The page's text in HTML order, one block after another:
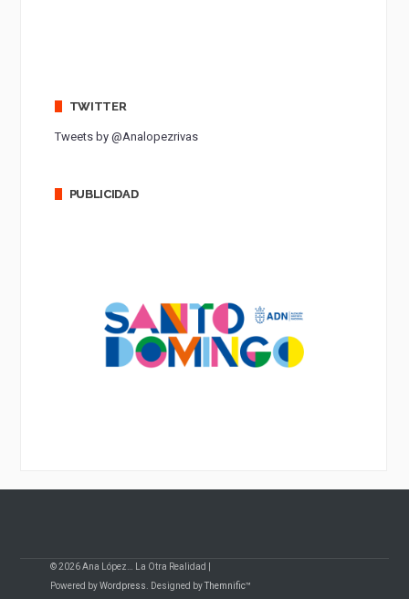
TWITTER
Tweets by @Analopezrivas
PUBLICIDAD
© 2026 Ana López… La Otra Realidad |
Powered byWordpress. Designed byThemnific™